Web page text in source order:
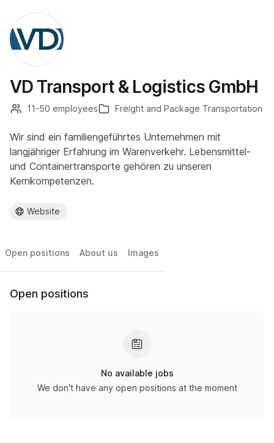
VD Transport & Logistics GmbH
11-50 employees Freight and Package Transportation
Wir sind ein familiengeführtes Unternehmen mit
langjähriger Erfahrung im Warenverkehr. Lebensmittel-
und Containertransporte gehören zu unseren
Kernkompetenzen.
Website
Open positions About us Images
Open positions
No available jobs
We don't have any open positions at the moment